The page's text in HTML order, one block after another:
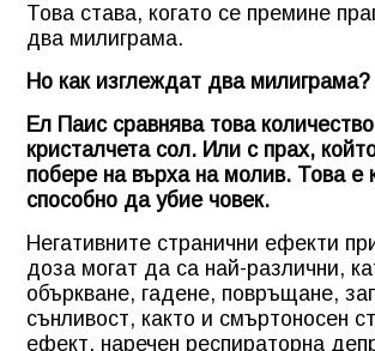
Това става, когато се премине
два милиграма.
Но как изглеждат два милиграма?
Ел Паис сравнява това
кристалчета сол. Или с прах,
побере на върха на молив. Това е
способно да убие човек.
Негативните странични ефекти
доза могат да са най-различни,
объркване, гадене, повръщане,
сънливост, както и смъртоносен
ефект, наречен респираторна